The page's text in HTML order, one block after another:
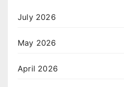
July 2026
May 2026
April 2026